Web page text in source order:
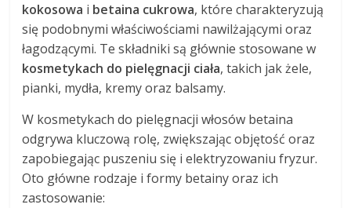
kokosowa i betaina cukrowa, które charakteryzują
się podobnymi właściwościami nawilżającymi oraz
łagodzącymi. Te składniki są głównie stosowane w
kosmetykach do pielęgnacji ciała, takich jak żele,
pianki, mydła, kremy oraz balsamy.
W kosmetykach do pielęgnacji włosów betaina
odgrywa kluczową rolę, zwiększając objętość oraz
zapobiegając puszeniu się i elektryzowaniu fryzur.
Oto główne rodzaje i formy betainy oraz ich
zastosowanie: